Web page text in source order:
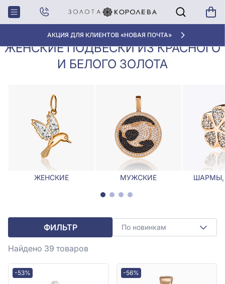
АКЦИЯ ДЛЯ КЛИЕНТОВ «НОВАЯ ПОЧТА»
Главная
Кулоны,
Подвески
Женские подвески из красного и
белого золота
ЖЕНСКИЕ ПОДВЕСКИ ИЗ КРАСНОГО
И БЕЛОГО ЗОЛОТА
ЖЕНСКИЕ МУЖСКИЕ ШАРМЫ,
ФИЛЬТР По новинкам
Найдено 39 товаров
-53% -56%